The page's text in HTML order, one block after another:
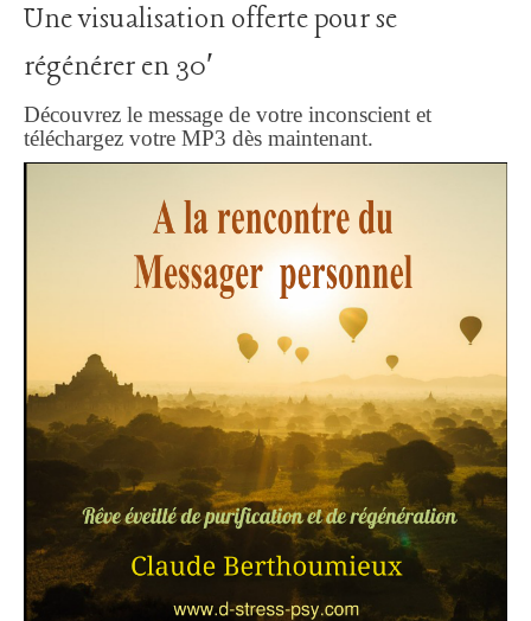
Une visualisation offerte pour se
régénérer en 30′
Découvrez le message de votre inconscient et
téléchargez votre MP3 dès maintenant.